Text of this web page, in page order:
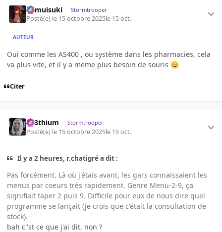
kamuisuki Stormtrooper
Posté(e) le 15 octobre 2025le 15 oct.
AUTEUR
Oui comme les AS400 , ou système dans les pharmacies, cela
va plus vite, et il y a meme plus besoin de souris 😊
Citer
L33thium Stormtrooper
Posté(e) le 15 octobre 2025le 15 oct.
Il y a 2 heures, r.chatigré a dit :
Pas forcément. Là où j'étais avant, les gars connaissaient les
menus par coeurs très rapidement. Genre Menu-2-9, ça
signifiait taper 2 puis 9. Difficile pour eux de nous dire quel
programme se lançait (je crois que c'était la consultation de
stock).
bah c''st ce que j'ai dit, non ?